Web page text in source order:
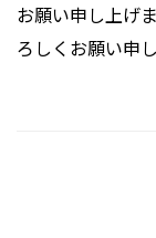
お願い申し上げ
ろしくお願い申